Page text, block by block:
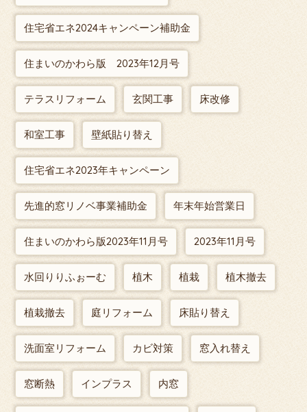
住宅省エネ2024キャンペーン補助金
住まいのかわら版 2023年12月号
テラスリフォーム 玄関工事 床改修
和室工事 壁紙貼り替え
住宅省エネ2023年キャンペーン
先進的窓リノベ事業補助金 年末年始営業日
住まいのかわら版2023年11月号 2023年11月号
水回りりふぉーむ 植木 植栽 植木撤去
植栽撤去 庭リフォーム 床貼り替え
洗面室リフォーム カビ対策 窓入れ替え
窓断熱 インプラス 内窓